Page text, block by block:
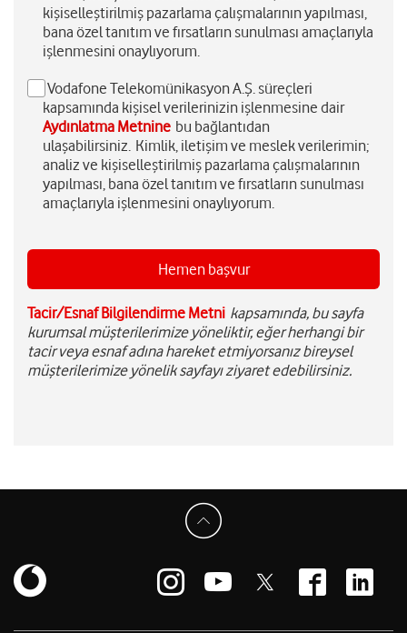
kişiselleştirilmiş pazarlama çalışmalarının yapılması,
bana özel tanıtım ve fırsatların sunulması amaçlarıyla
işlenmesini onaylıyorum.
Vodafone Telekomünikasyon A.Ş. süreçleri
kapsamında kişisel verilerinizin işlenmesine dair
Aydınlatma Metninebu bağlantıdan
ulaşabilirsiniz. Kimlik, iletişim ve meslek verilerimin;
analiz ve kişiselleştirilmiş pazarlama çalışmalarının
yapılması, bana özel tanıtım ve fırsatların sunulması
amaçlarıyla işlenmesini onaylıyorum.
Tacir/Esnaf Bilgilendirme Metni kapsamında, bu sayfa
kurumsal müşterilerimize yöneliktir, eğer herhangi bir
tacir veya esnaf adına hareket etmiyorsanız bireysel
müşterilerimize yönelik sayfayı ziyaret edebilirsiniz.